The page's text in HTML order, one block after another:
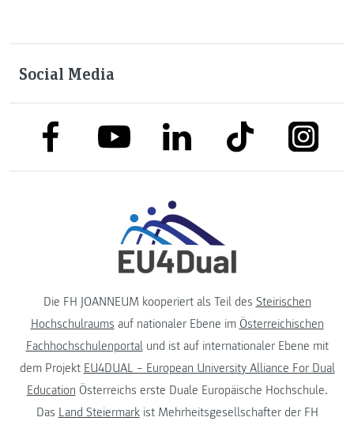
Social Media
link to facebooklink to youtubelink to linkedinlink to tiktok
Die FH JOANNEUM kooperiert als Teil des Steirischen
Hochschulraums auf nationaler Ebene im Österreichischen
Fachhochschulenportalund ist auf internationaler Ebene mit
dem Projekt EU4DUAL – European University Alliance For Dual
Education Österreichs erste Duale Europäische Hochschule.
Das Land Steiermarkist Mehrheitsgesellschafter der FH